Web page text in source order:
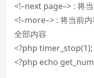
<!–next page–> : 将
<!–more–> : 将当前
全部内容
<?php timer_stop(1);
<?php echo